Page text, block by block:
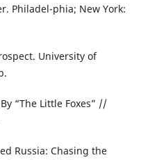
Philadel-phia; New York:
University of
“The Little Foxes” //
Russia: Chasing the